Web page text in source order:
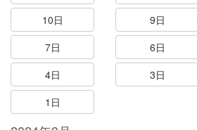
10日
9日
7日
6日
4日
3日
1日